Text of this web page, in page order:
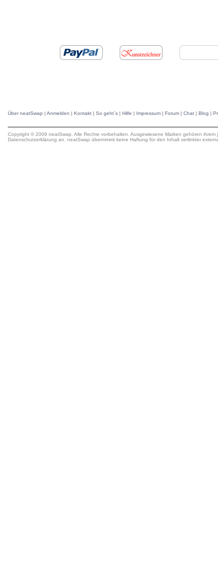
Über neatSwap | Anmelden | Kontakt | So geht`s | Hilfe | Impressum | Forum | Chat | Blog |
Copyright © 2009 neatSwap. Alle Rechte vorbehalten. Ausgewiesene Marken gehören
Datenschutzerklärung an. neatSwap übernimmt keine Haftung für den Inhalt verlinkter